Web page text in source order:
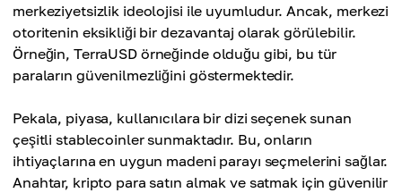
merkeziyetsizlik ideolojisi ile uyumludur. Ancak, merkezi
otoritenin eksikliği bir dezavantaj olarak görülebilir.
Örneğin, TerraUSD örneğinde olduğu gibi, bu tür
paraların güvenilmezliğini göstermektedir.
Pekala, piyasa, kullanıcılara bir dizi seçenek sunan
çeşitli stablecoinler sunmaktadır. Bu, onların
ihtiyaçlarına en uygun madeni parayı seçmelerini sağlar.
Anahtar, kripto para satın almak ve satmak için güvenilir